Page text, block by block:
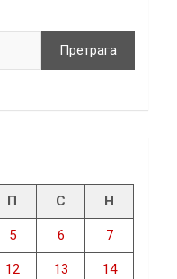
Претрага
П С Н
5 6 7
12 13 14